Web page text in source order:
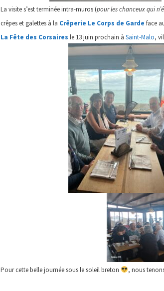
La visite s’est terminée intra-muros (pour les chanceux qui
crêpes et galettes à la Crêperie Le Corps de Garde face
La Fête des Corsaires le 13 juin prochain à Saint-Malo,
Pour cette belle journée sous le soleil breton , nous